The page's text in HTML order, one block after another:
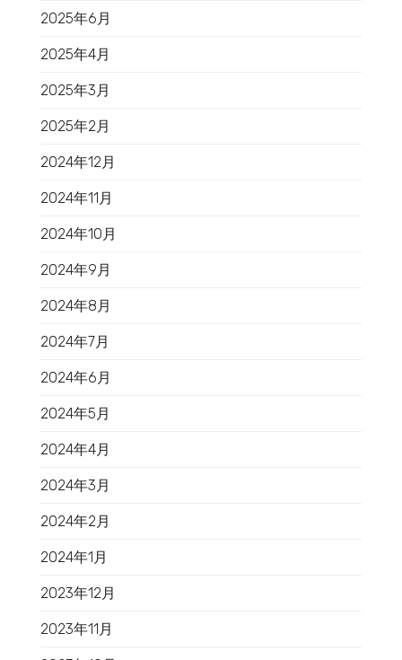
2025年6月
2025年4月
2025年3月
2025年2月
2024年12月
2024年11月
2024年10月
2024年9月
2024年8月
2024年7月
2024年6月
2024年5月
2024年4月
2024年3月
2024年2月
2024年1月
2023年12月
2023年11月